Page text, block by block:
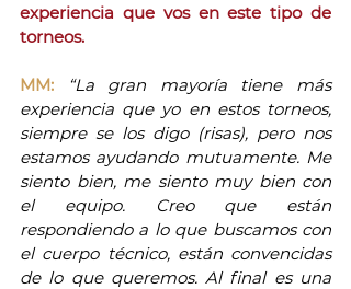
experiencia que vos en este tipo de
torneos.
MM:
“La gran mayoría tiene más
experiencia que yo en estos torneos,
siempre se los digo (risas), pero nos
estamos ayudando mutuamente. Me
siento bien, me siento muy bien con
el equipo. Creo que están
respondiendo a lo que buscamos con
el cuerpo técnico, están convencidas
de lo que queremos. Al final es una